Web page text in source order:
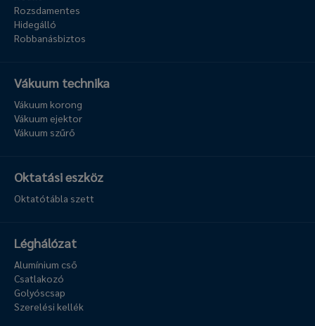
Rozsdamentes
Hidegálló
Robbanásbiztos
Vákuum technika
Vákuum korong
Vákuum ejektor
Vákuum szűrő
Oktatási eszköz
Oktatótábla szett
Léghálózat
Alumínium cső
Csatlakozó
Golyóscsap
Szerelési kellék